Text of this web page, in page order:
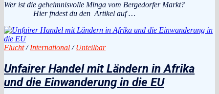
Wer ist die geheimnisvolle Minga vom Bergedorfer Markt?
Hier fndest du den Artikel auf …
Flucht/International /Unteilbar
Unfairer Handel mit Ländern in Afrika
und die Einwanderung in die EU